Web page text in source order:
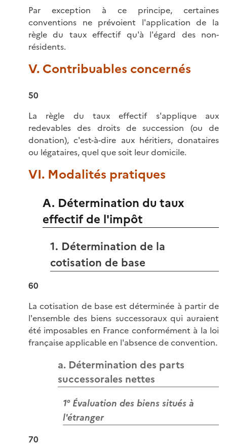
Par exception à ce principe, certaines
conventions ne prévoient l'application de la
règle du taux effectif qu'à l'égard des non-
résidents.
V. Contribuables concernés
50
La règle du taux effectif s'applique aux
redevables des droits de succession (ou de
donation), c'est-à-dire aux héritiers, donataires
ou légataires, quel que soit leur domicile.
VI. Modalités pratiques
A. Détermination du taux
effectif de l'impôt
1. Détermination de la
cotisation de base
60
La cotisation de base est déterminée à partir de
l'ensemble des biens successoraux qui auraient
été imposables en France conformément à la loi
française applicable en l'absence de convention.
a. Détermination des parts
successorales nettes
1° Évaluation des biens situés à
l'étranger
70